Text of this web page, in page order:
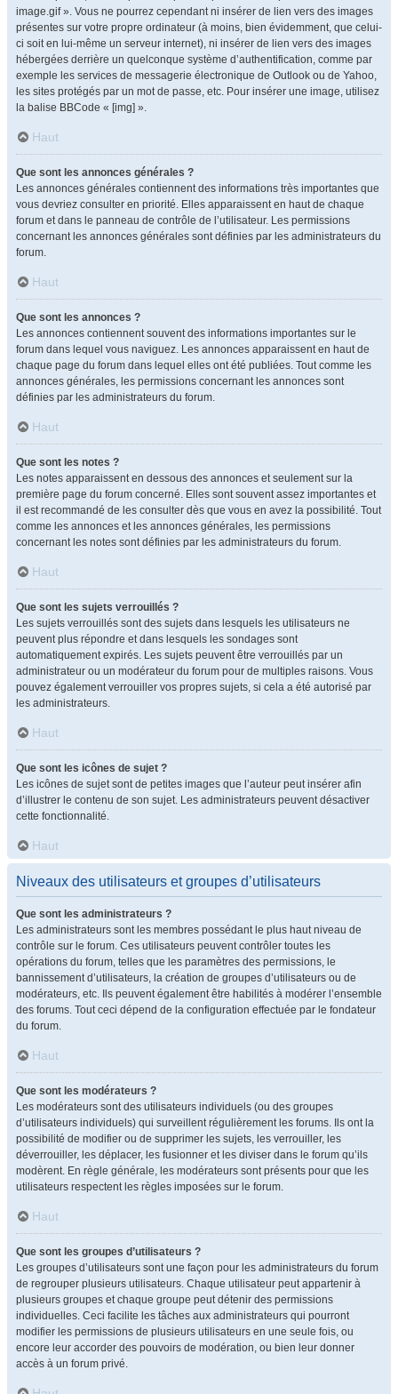
image.gif ». Vous ne pourrez cependant ni insérer de lien vers des images
présentes sur votre propre ordinateur (à moins, bien évidemment, que celui-
ci soit en lui-même un serveur internet), ni insérer de lien vers des images
hébergées derrière un quelconque système d’authentification, comme par
exemple les services de messagerie électronique de Outlook ou de Yahoo,
les sites protégés par un mot de passe, etc. Pour insérer une image, utilisez
la balise BBCode « [img] ».
Haut
Que sont les annonces générales ?
Les annonces générales contiennent des informations très importantes que
vous devriez consulter en priorité. Elles apparaissent en haut de chaque
forum et dans le panneau de contrôle de l’utilisateur. Les permissions
concernant les annonces générales sont définies par les administrateurs du
forum.
Haut
Que sont les annonces ?
Les annonces contiennent souvent des informations importantes sur le
forum dans lequel vous naviguez. Les annonces apparaissent en haut de
chaque page du forum dans lequel elles ont été publiées. Tout comme les
annonces générales, les permissions concernant les annonces sont
définies par les administrateurs du forum.
Haut
Que sont les notes ?
Les notes apparaissent en dessous des annonces et seulement sur la
première page du forum concerné. Elles sont souvent assez importantes et
il est recommandé de les consulter dès que vous en avez la possibilité. Tout
comme les annonces et les annonces générales, les permissions
concernant les notes sont définies par les administrateurs du forum.
Haut
Que sont les sujets verrouillés ?
Les sujets verrouillés sont des sujets dans lesquels les utilisateurs ne
peuvent plus répondre et dans lesquels les sondages sont
automatiquement expirés. Les sujets peuvent être verrouillés par un
administrateur ou un modérateur du forum pour de multiples raisons. Vous
pouvez également verrouiller vos propres sujets, si cela a été autorisé par
les administrateurs.
Haut
Que sont les icônes de sujet ?
Les icônes de sujet sont de petites images que l’auteur peut insérer afin
d’illustrer le contenu de son sujet. Les administrateurs peuvent désactiver
cette fonctionnalité.
Haut
Niveaux des utilisateurs et groupes d’utilisateurs
Que sont les administrateurs ?
Les administrateurs sont les membres possédant le plus haut niveau de
contrôle sur le forum. Ces utilisateurs peuvent contrôler toutes les
opérations du forum, telles que les paramètres des permissions, le
bannissement d’utilisateurs, la création de groupes d’utilisateurs ou de
modérateurs, etc. Ils peuvent également être habilités à modérer l’ensemble
des forums. Tout ceci dépend de la configuration effectuée par le fondateur
du forum.
Haut
Que sont les modérateurs ?
Les modérateurs sont des utilisateurs individuels (ou des groupes
d’utilisateurs individuels) qui surveillent régulièrement les forums. Ils ont la
possibilité de modifier ou de supprimer les sujets, les verrouiller, les
déverrouiller, les déplacer, les fusionner et les diviser dans le forum qu’ils
modèrent. En règle générale, les modérateurs sont présents pour que les
utilisateurs respectent les règles imposées sur le forum.
Haut
Que sont les groupes d’utilisateurs ?
Les groupes d’utilisateurs sont une façon pour les administrateurs du forum
de regrouper plusieurs utilisateurs. Chaque utilisateur peut appartenir à
plusieurs groupes et chaque groupe peut détenir des permissions
individuelles. Ceci facilite les tâches aux administrateurs qui pourront
modifier les permissions de plusieurs utilisateurs en une seule fois, ou
encore leur accorder des pouvoirs de modération, ou bien leur donner
accès à un forum privé.